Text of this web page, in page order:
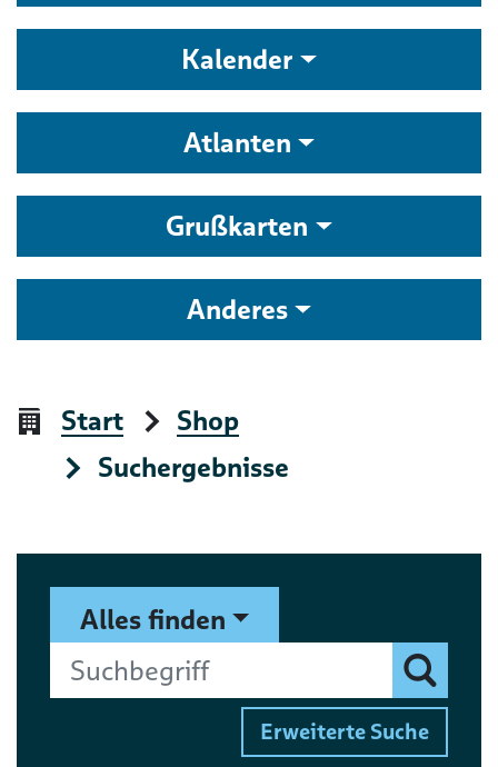
Kalender
Atlanten
Grußkarten
Anderes
Start
Shop
Suchergebnisse
Suchformular
Alles finden
Suchbegriff
Finden
Erweiterte Suche